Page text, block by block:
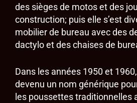
des sièges de motos et des
construction; puis elle s’est
mobilier de bureau avec des
dactylo et des chaises de
Dans les années 1950 et
devenu un nom générique
les poussettes traditionnelles